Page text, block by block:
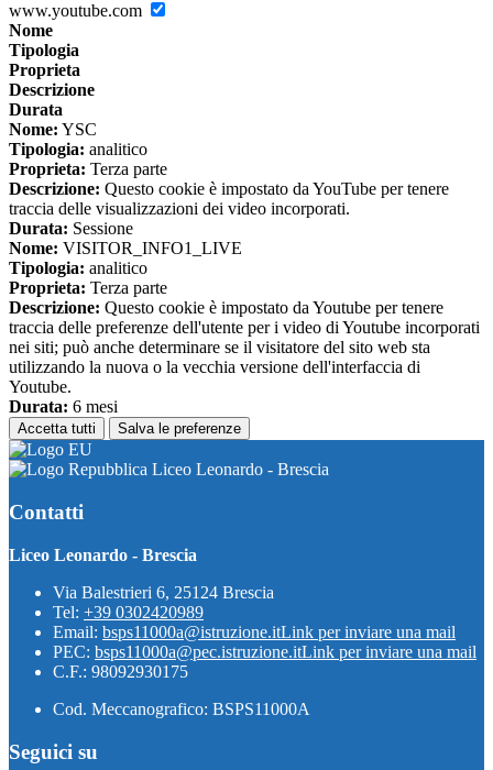
www.youtube.com
Nome
Tipologia
Proprieta
Descrizione
Durata
Nome: YSC
Tipologia: analitico
Proprieta: Terza parte
Descrizione: Questo cookie è impostato da YouTube per tenere
traccia delle visualizzazioni dei video incorporati.
Durata: Sessione
Nome: VISITOR_INFO1_LIVE
Tipologia: analitico
Proprieta: Terza parte
Descrizione: Questo cookie è impostato da Youtube per tenere
traccia delle preferenze dell'utente per i video di Youtube incorporati
nei siti; può anche determinare se il visitatore del sito web sta
utilizzando la nuova o la vecchia versione dell'interfaccia di
Youtube.
Durata: 6 mesi
Accetta tutti Salva le preferenze
Liceo Leonardo - Brescia
Contatti
Liceo Leonardo - Brescia
Via Balestrieri 6, 25124 Brescia
Tel: +39 0302420989
Email: bsps11000a@istruzione.itLink per inviare una mail
PEC: bsps11000a@pec.istruzione.itLink per inviare una mail
C.F.: 98092930175
Cod. Meccanografico: BSPS11000A
Seguici su